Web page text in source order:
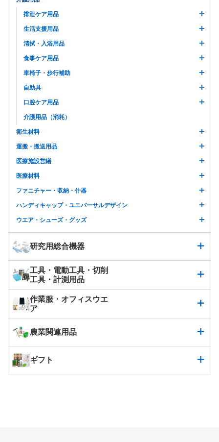
排泄ケア用品
生活支援用品
清拭・入浴用品
食事ケア用品
車椅子・歩行補助
自助具
口腔ケア用品
介護用品（消耗）
衛生材料
運搬・搬送用品
医療施設営繕
医療材料
ファニチャー・収納・什器
ハンディキャップ・ユニバーサルデザイン
ウエア・シューズ・グッズ
研究用総合機器
工具・電動工具・切削
工具・計測用品
作業服・オフィスウエ
ア
農業関連用品
ギフト